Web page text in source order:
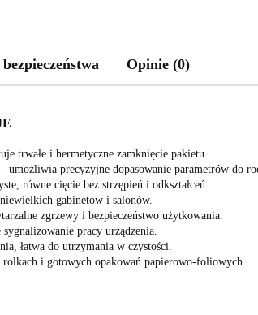
Opinie (0)
trwałe i hermetyczne zamknięcie pakietu.
umożliwia precyzyjne dopasowanie parametrów do
równe cięcie bez strzępień i odkształceń.
gabinetów i salonów.
zgrzewy i bezpieczeństwo użytkowania.
pracy urządzenia.
łatwa do utrzymania w czystości.
i gotowych opakowań papierowo-foliowych.